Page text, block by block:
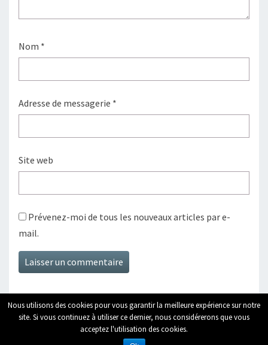
Nom *
Adresse de messagerie *
Site web
Prévenez-moi de tous les nouveaux articles par e-
mail.
Fièrement propulsé parWordPress
Nous utilisons des cookies pour vous garantir la meilleure expérience sur notre
site. Si vous continuez à utiliser ce dernier, nous considérerons que vous
acceptez l'utilisation des cookies.